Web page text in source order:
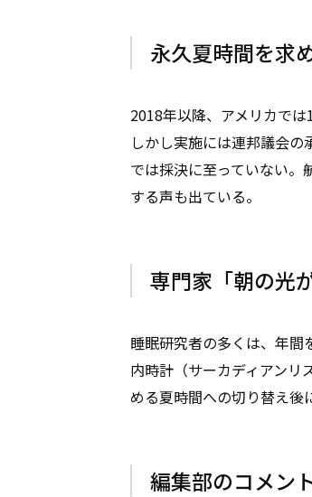
永久夏時間を求
2018年以降、アメリカで
しかし実施には連邦議会の
では採決に至っていない。
する声も出ている。
専門家「朝の光
睡眠研究者の多くは、年
内時計（サーカディアンリ
める夏時間への切り替え後
編集部のコメン